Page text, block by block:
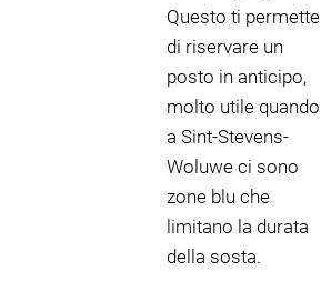
Questo ti permette
di riservare un
posto in anticipo,
molto utile quando
a Sint-Stevens-
Woluwe ci sono
zone blu che
limitano la durata
della sosta.